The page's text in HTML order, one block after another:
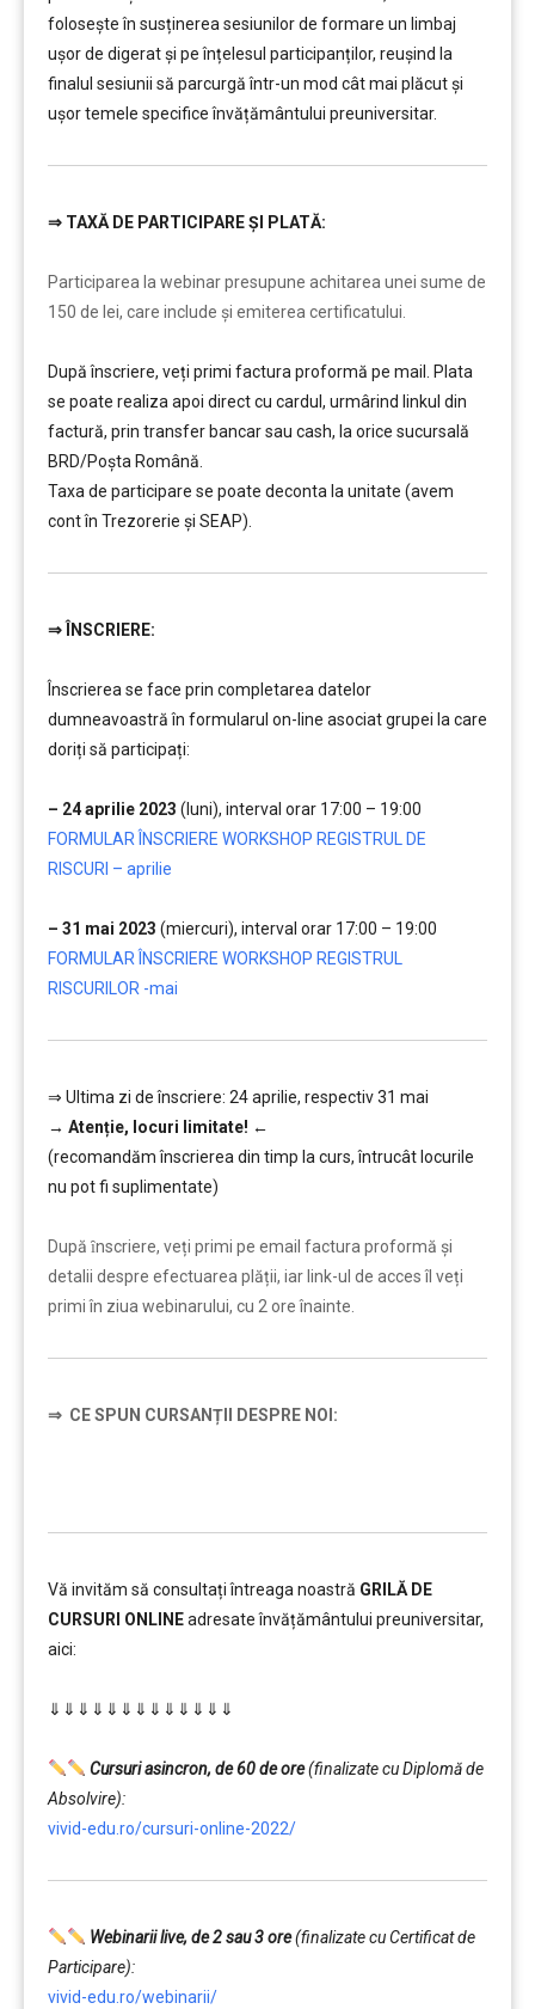
folosește în susținerea sesiunilor de formare un limbaj
ușor de digerat și pe înțelesul participanților, reușind la
finalul sesiunii să parcurgă într-un mod cât mai plăcut și
ușor temele specifice învățământului preuniversitar.
⇒ TAXĂ DE PARTICIPARE ȘI PLATĂ:
Participarea la webinar presupune achitarea unei sume de
150 de lei, care include şi emiterea certificatului.
După înscriere, veți primi factura proformă pe mail. Plata
se poate realiza apoi direct cu cardul, urmârind linkul din
factură, prin transfer bancar sau cash, la orice sucursală
BRD/Poșta Română.
Taxa de participare se poate deconta la unitate (avem
cont în Trezorerie și SEAP).
⇒ ÎNSCRIERE:
Înscrierea se face prin completarea datelor
dumneavoastră în formularul on-line asociat grupei la care
doriți să participați:
– 24 aprilie 2023 (luni), interval orar 17:00 – 19:00
FORMULAR ÎNSCRIERE WORKSHOP REGISTRUL DE
RISCURI – aprilie
– 31 mai 2023 (miercuri), interval orar 17:00 – 19:00
FORMULAR ÎNSCRIERE WORKSHOP REGISTRUL
RISCURILOR -mai
⇒ Ultima zi de înscriere: 24 aprilie, respectiv 31 mai
→ Atenție, locuri limitate! ←
(recomandăm înscrierea din timp la curs, întrucât locurile
nu pot fi suplimentate)
După ȋnscriere, veți primi pe email factura proformă și
detalii despre efectuarea plății, iar link-ul de acces îl veți
primi în ziua webinarului, cu 2 ore înainte.
⇒ CE SPUN CURSANȚII DESPRE NOI:
Vă invităm să consultați întreaga noastră GRILĂ DE
CURSURI ONLINEadresate învățământului preuniversitar,
aici:
⇓⇓⇓⇓⇓⇓⇓⇓⇓⇓⇓⇓⇓
Cursuri asincron, de 60 de ore(finalizate cu Diplomă de
Absolvire):
vivid-edu.ro/cursuri-online-2022/
Webinarii live, de 2 sau 3 ore(finalizate cu Certificat de
Participare):
vivid-edu.ro/webinarii/